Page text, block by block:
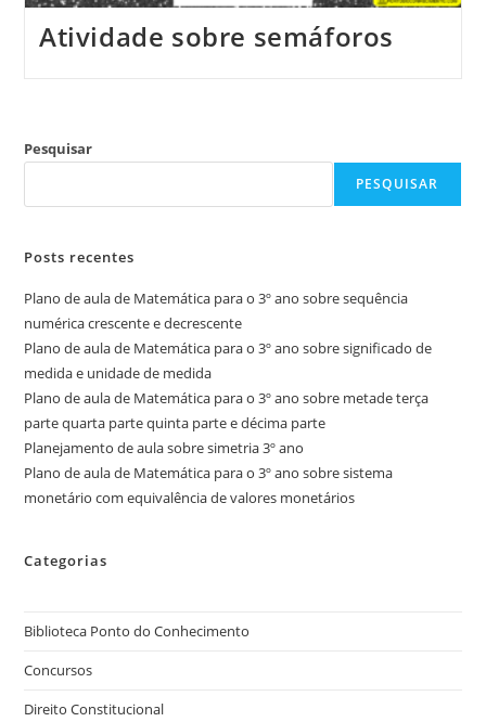
Atividade sobre semáforos
Pesquisar
PESQUISAR
Posts recentes
Plano de aula de Matemática para o 3º ano sobre sequência
numérica crescente e decrescente
Plano de aula de Matemática para o 3º ano sobre significado de
medida e unidade de medida
Plano de aula de Matemática para o 3º ano sobre metade terça
parte quarta parte quinta parte e décima parte
Planejamento de aula sobre simetria 3º ano
Plano de aula de Matemática para o 3º ano sobre sistema
monetário com equivalência de valores monetários
Categorias
Biblioteca Ponto do Conhecimento
Concursos
Direito Constitucional